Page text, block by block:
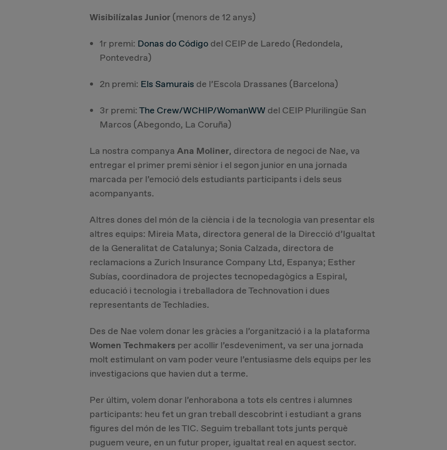
Wisibilízalas Junior (menors de 12 anys)
1r premi: Donas do Código del CEIP de Laredo (Redondela,
Pontevedra)
2n premi: Els Samurais de l’Escola Drassanes (Barcelona)
3r premi:The Crew/WCHIP/WomanWW del CEIP Plurilingüe San
Marcos (Abegondo, La Coruña)
La nostra companyaAna Moliner, directora de negoci de Nae, va
entregar el primer premi sènior i el segon junior en una jornada
marcada per l’emoció dels estudiants participants i dels seus
acompanyants.
Altres dones del món de la ciència i de la tecnologia van presentar els
altres equips: Mireia Mata, directora general de la Direcció d’Igualtat
de la Generalitat de Catalunya; Sonia Calzada, directora de
reclamacions a Zurich Insurance Company Ltd, Espanya; Esther
Subías, coordinadora de projectes tecnopedagògics a Espiral,
educació i tecnologia i treballadora de Technovation i dues
representants de Techladies.
Des de Nae volem donar les gràcies a l’organització i a la plataforma
Women Techmakers per acollir l’esdeveniment, va ser una jornada
molt estimulant on vam poder veure l’entusiasme dels equips per les
investigacions que havien dut a terme.
Per últim, volem donar l’enhorabona a tots els centres i alumnes
participants: heu fet un gran treball descobrint i estudiant a grans
figures del món de les TIC. Seguim treballant tots junts perquè
puguem veure, en un futur proper, igualtat real en aquest sector.